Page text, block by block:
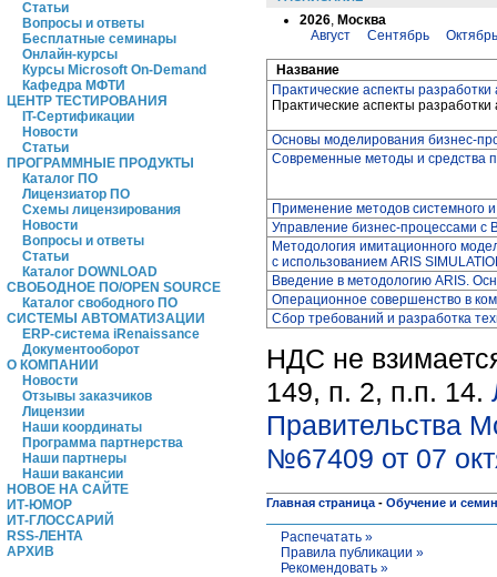
Статьи
Вопросы и ответы
Бесплатные семинары
Онлайн-курсы
Курсы Microsoft On-Demand
Кафедра МФТИ
ЦЕНТР ТЕСТИРОВАНИЯ
IT-Сертификации
Новости
Статьи
ПРОГРАММНЫЕ ПРОДУКТЫ
Каталог ПО
Лицензиатор ПО
Схемы лицензирования
Новости
Вопросы и ответы
Статьи
Каталог DOWNLOAD
СВОБОДНОЕ ПО/OPEN SOURCE
Каталог свободного ПО
СИСТЕМЫ АВТОМАТИЗАЦИИ
ERP-система iRenaissance
Документооборот
О КОМПАНИИ
Новости
Отзывы заказчиков
Лицензии
Наши координаты
Программа партнерства
Наши партнеры
Наши вакансии
НОВОЕ НА САЙТЕ
ИТ-ЮМОР
ИТ-ГЛОССАРИЙ
RSS-ЛЕНТА
АРХИВ
2026 Москва
Август
Сентябрь Октябрь
Название
Практические аспекты
Практические аспекты
Основы моделирования бизнес-
Современные методы и средства
Применение методов системного
Управление бизнес-процессами с
Методология имитационного
с использованием ARIS
Введение в методологию ARIS.
Операционное совершенство в
Сбор требований и разработка
НДС не
149, п. 2, п.п. 14.
Правительства
№67409 от 07
Главная страница - Обучение и
Распечатать »
Правила публикации »
Рекомендовать »